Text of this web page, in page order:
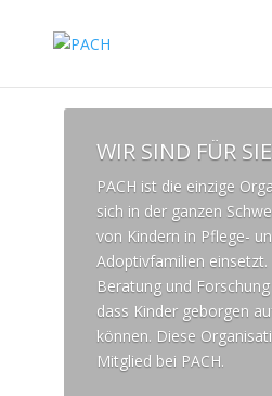
WIR SIND FÜR
PACH ist die einzige
sich in der ganzen
von Kindern in Pflege-
Adoptivfamilien
Beratung und
dass Kinder geborgen
können. Diese
Mitglied bei PACH.